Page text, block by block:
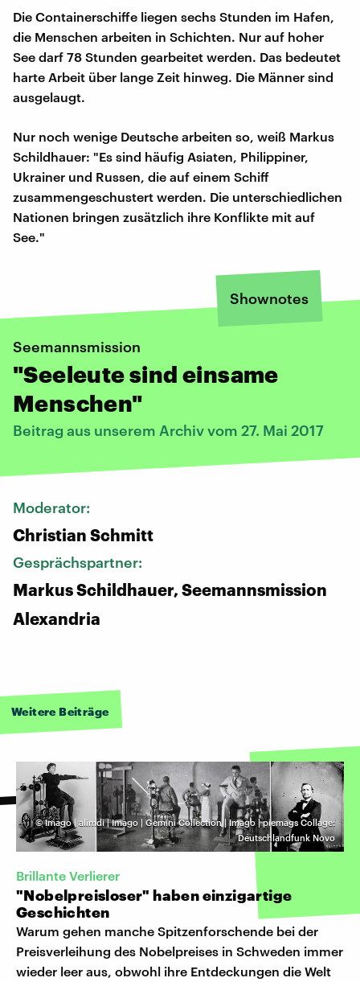
Die Containerschiffe liegen sechs Stunden im Hafen,
die Menschen arbeiten in Schichten. Nur auf hoher
See darf 78 Stunden gearbeitet werden. Das bedeutet
harte Arbeit über lange Zeit hinweg. Die Männer sind
ausgelaugt.
Nur noch wenige Deutsche arbeiten so, weiß Markus
Schildhauer: "Es sind häufig Asiaten, Philippiner,
Ukrainer und Russen, die auf einem Schiff
zusammengeschustert werden. Die unterschiedlichen
Nationen bringen zusätzlich ihre Konflikte mit auf
See."
Shownotes
Seemannsmission
"Seeleute sind einsame
Menschen"
Beitrag aus unserem Archiv vom 27. Mai 2017
Moderator:
Christian Schmitt
Gesprächspartner:
Markus Schildhauer, Seemannsmission
Alexandria
Weitere Beiträge
©Imago | alimdi | Imago | Gemini Collection | Imago | piemags Collage:
Deutschlandfunk Novo
Brillante Verlierer
"Nobelpreisloser" haben einzigartige
Geschichten
Warum gehen manche Spitzenforschende bei der
Preisverleihung des Nobelpreises in Schweden immer
wieder leer aus, obwohl ihre Entdeckungen die Welt